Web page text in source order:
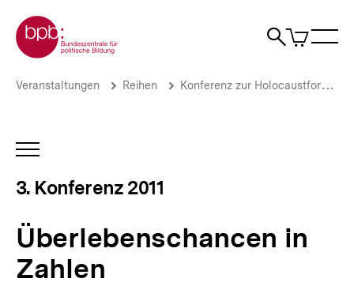
zum
Seiteninhalt
springen
Zur Startseite der bpb
Suche
Artikel
im
Überlebenschancen
Helfer,
Retter
Netzwerker
Widerstands
bpb.de
Brotkrümelnavigation
Pfadnavigation
Veranstaltungen Reihen Konferenz zur Holocaustforschung
INHALTSNAVIGATION
3. Konferenz 2011
Überlebenschancen in
Zahlen